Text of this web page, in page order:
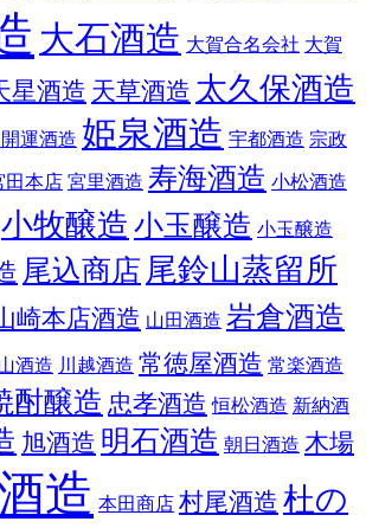
大石酒造 大賀合名会社 大賀
星酒造 天草酒造 太久保酒造
運酒造 姫泉酒造 宇都酒造 宗政
田本店 宮里酒造 寿海酒造 小松酒造
小牧醸造 小玉醸造 小玉醸造
尾込商店 尾鈴山蒸留所
崎本店酒造 山田酒造 岩倉酒造
酒造 川越酒造 常徳屋酒造 常楽酒造
酎醸造 忠孝酒造 恒松酒造 新納酒
旭酒造 明石酒造 朝日酒造 木場
造 本田商店 村尾酒造 杜の